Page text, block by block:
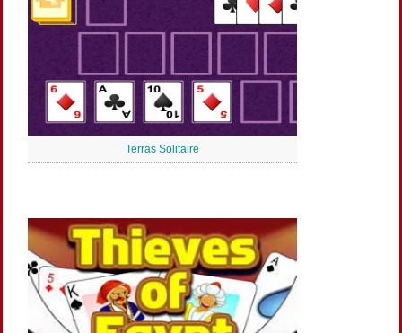
Terras Solitaire